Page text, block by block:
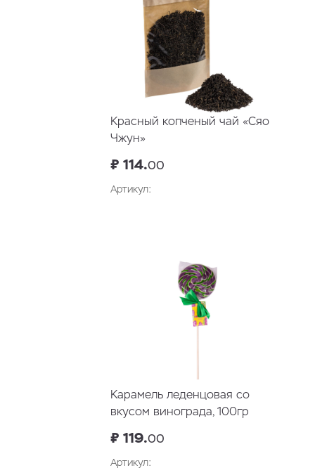
Красный копченый чай «Сяо
Чжун»
₽ 114.00
Артикул:
Карамель леденцовая со
вкусом винограда, 100гр
₽ 119.00
Артикул: